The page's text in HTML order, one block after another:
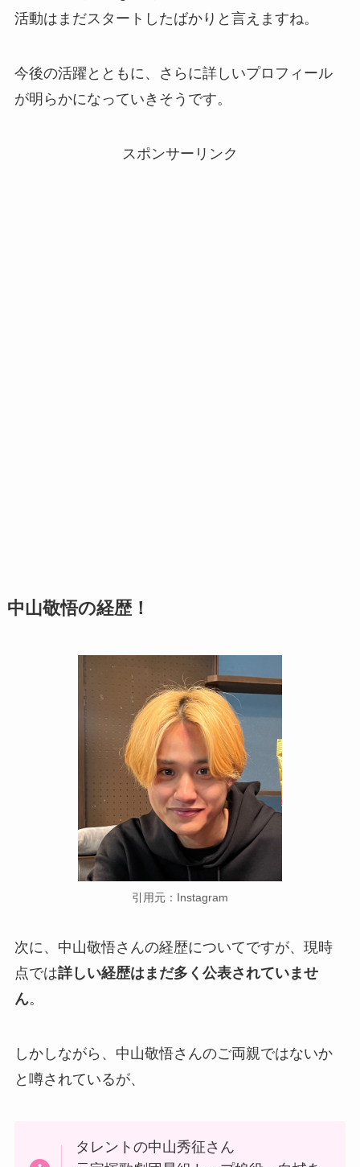
活動はまだスタートしたばかりと言えますね。
今後の活躍とともに、さらに詳しいプロフィール
が明らかになっていきそうです。
スポンサーリンク
中山敬悟の経歴！
引用元：Instagram
次に、中山敬悟さんの経歴についてですが、現時
点では詳しい経歴はまだ多く公表されていませ
ん。
しかしながら、中山敬悟さんのご両親ではないか
と噂されているが、
タレントの中山秀征さん